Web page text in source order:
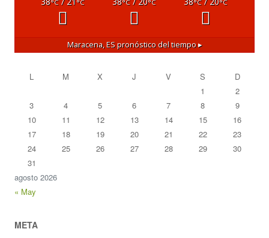
°C °C °C °C °C °C
Maracena, ESpronóstico del tiempo ▸
agosto 2026
L M X J V S
D
1
2
3
4 5 6 7 8
9
10
11 12 13 14 15
16
17
18 19 20 21 22
23
24
25 26 27 28 29
30
31
« May
META